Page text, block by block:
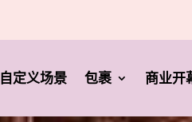
自定义场景 包裹 商业开